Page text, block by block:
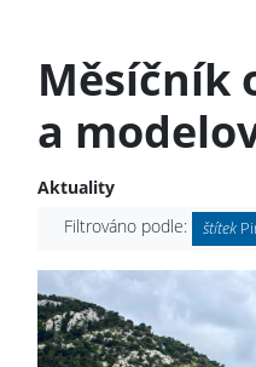
Měsíčník
a
Aktuality
Filtrováno podle:
štítek